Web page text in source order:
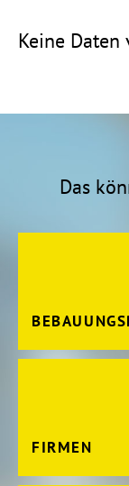
Keine Daten
Das
FIRMEN